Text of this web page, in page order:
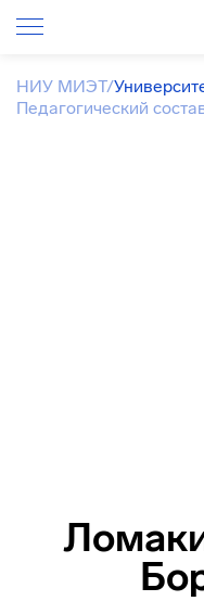
НИУ МИЭТ/
Педагогический